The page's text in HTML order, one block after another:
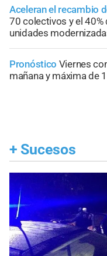
Aceleran el recambio
70 colectivos y el
unidades
Pronóstico Viernes
mañana y máxima de
+ Sucesos